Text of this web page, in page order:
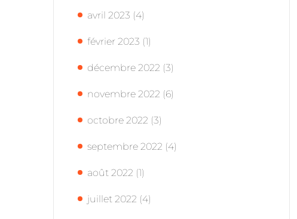
avril 2023 (4)
février 2023 (1)
décembre 2022 (3)
novembre 2022 (6)
octobre 2022 (3)
septembre 2022 (4)
août 2022 (1)
juillet 2022 (4)